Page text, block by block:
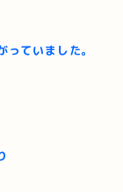
ていました。